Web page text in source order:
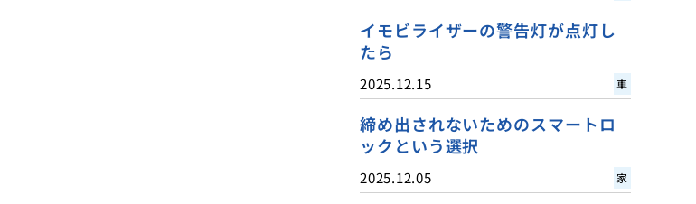
イモビライザーの警告灯が点灯し
たら
2025.12.15 車
締め出されないためのスマートロ
ックという選択
2025.12.05 家